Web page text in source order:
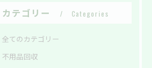
カテゴリー Categories
全てのカテゴリー
不用品回収